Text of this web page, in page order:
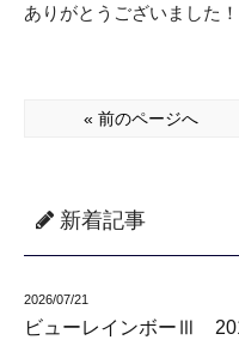
ありがとうございました！
« 前のページへ
新着記事
2026/07/21
ビューレインボーⅢ